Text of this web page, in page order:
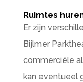
Ruimtes
Er zijn
Bijlmer
commerciële
kan eventueel